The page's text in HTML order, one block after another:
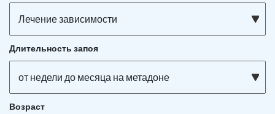
Лечение зависимости
Длительность запоя
от недели до месяца на метадоне
Возраст